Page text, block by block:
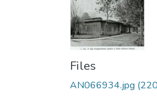
Files
AN066934.jpg